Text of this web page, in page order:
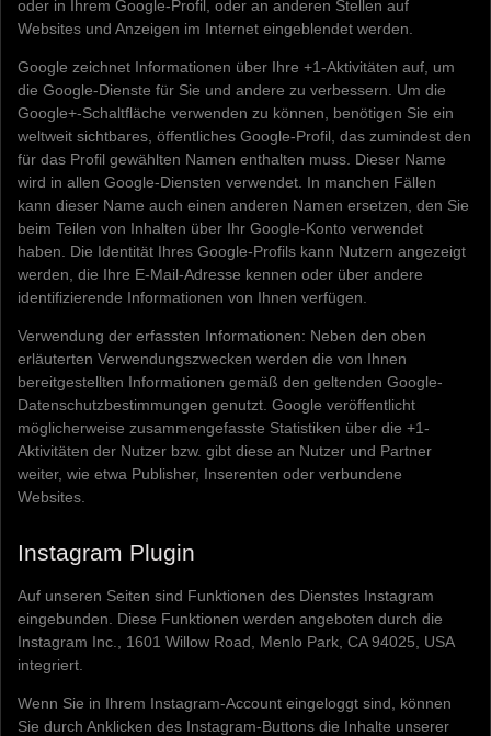
oder in Ihrem Google-Profil, oder an anderen Stellen auf
Websites und Anzeigen im Internet eingeblendet werden.
Google zeichnet Informationen über Ihre +1-Aktivitäten auf, um
die Google-Dienste für Sie und andere zu verbessern. Um die
Google+-Schaltfläche verwenden zu können, benötigen Sie ein
weltweit sichtbares, öffentliches Google-Profil, das zumindest den
für das Profil gewählten Namen enthalten muss. Dieser Name
wird in allen Google-Diensten verwendet. In manchen Fällen
kann dieser Name auch einen anderen Namen ersetzen, den Sie
beim Teilen von Inhalten über Ihr Google-Konto verwendet
haben. Die Identität Ihres Google-Profils kann Nutzern angezeigt
werden, die Ihre E-Mail-Adresse kennen oder über andere
identifizierende Informationen von Ihnen verfügen.
Verwendung der erfassten Informationen: Neben den oben
erläuterten Verwendungszwecken werden die von Ihnen
bereitgestellten Informationen gemäß den geltenden Google-
Datenschutzbestimmungen genutzt. Google veröffentlicht
möglicherweise zusammengefasste Statistiken über die +1-
Aktivitäten der Nutzer bzw. gibt diese an Nutzer und Partner
weiter, wie etwa Publisher, Inserenten oder verbundene
Websites.
Instagram Plugin
Auf unseren Seiten sind Funktionen des Dienstes Instagram
eingebunden. Diese Funktionen werden angeboten durch die
Instagram Inc., 1601 Willow Road, Menlo Park, CA 94025, USA
integriert.
Wenn Sie in Ihrem Instagram-Account eingeloggt sind, können
Sie durch Anklicken des Instagram-Buttons die Inhalte unserer